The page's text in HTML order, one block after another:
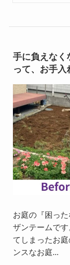
手に負えなく
って、お手入
お庭の『困っ
ザンテームで
てしまったお
ンスなお庭...